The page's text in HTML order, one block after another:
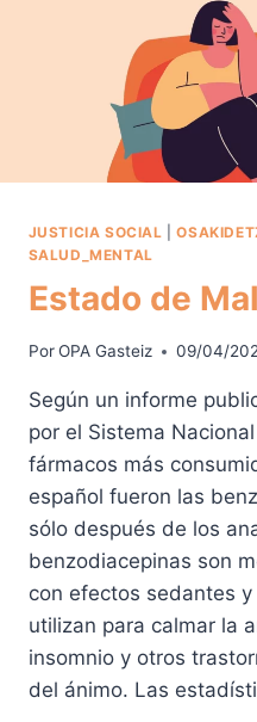
JUSTICIA SOCIAL |
SALUD_MENTAL
Estado de
Por OPA Gasteiz 09/04/
Según un informe
por el Sistema
fármacos más
español fueron las
sólo después de los
benzodiacepinas son
con efectos sedantes
utilizan para calmar la
insomnio y otros
del ánimo. Las